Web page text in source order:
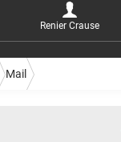
Renier Crause
Mail